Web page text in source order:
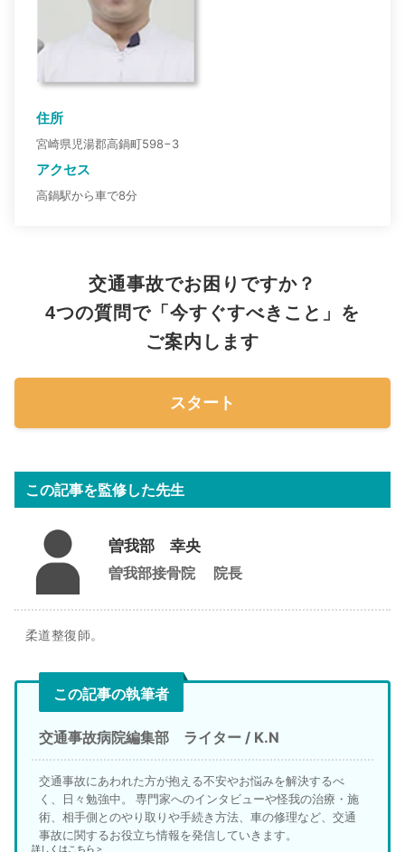
住所
宮崎県児湯郡高鍋町598−3
アクセス
高鍋駅から車で8分
交通事故でお困りですか？
4つの質問で「今すぐすべきこと」を
ご案内します
スタート
この記事を監修した先生
曽我部 幸央
曽我部接骨院
院長
柔道整復師。
この記事の執筆者
交通事故病院編集部 ライター / K.N
交通事故にあわれた方が抱える不安やお悩みを解決するべ
く、日々勉強中。 専門家へのインタビューや怪我の治療・施
術、相手側とのやり取りや手続き方法、車の修理など、交通
事故に関するお役立ち情報を発信していきます。
詳しくはこちら＞